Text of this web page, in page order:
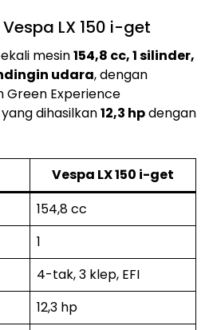
LX 150 i-get
mesin154,8 cc, 1 silinder,
udara, dengan
Experience
dihasilkan12,3 hpdengan
Vespa LX 150 i-get
154,8 cc
1
4-tak, 3 klep, EFI
12,3 hp